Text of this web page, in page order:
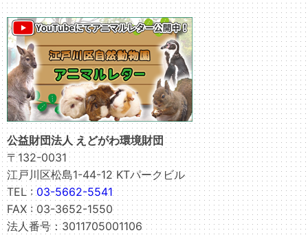
公益財団法人 えどがわ環境財団
〒132-0031
江戸川区松島1-44-12 KTパークビル
TEL :03-5662-5541
FAX : 03-3652-1550
法人番号：3011705001106